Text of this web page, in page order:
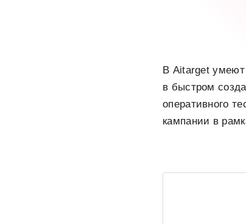
В Aitarget умеют
в быстром
оперативного
кампании в